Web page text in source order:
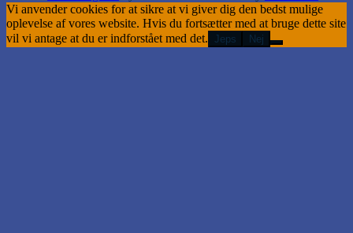
Vi anvender cookies for at sikre at vi giver dig den bedst mulige
oplevelse af vores website. Hvis du fortsætter med at bruge dette site
vil vi antage at du er indforstået med det. Jeps Nej